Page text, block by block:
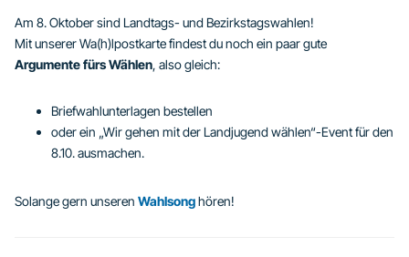
Am 8. Oktober sind Landtags- und Bezirkstagswahlen!
Mit unserer Wa(h)lpostkarte findest du noch ein paar gute
Argumente fürs Wählen, also gleich:
Briefwahlunterlagen bestellen
oder ein „Wir gehen mit der Landjugend wählen“-Event für den
8.10. ausmachen.
Solange gern unseren Wahlsonghören!